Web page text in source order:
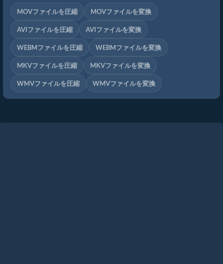
MOVファイルを圧縮 MOVファイルを変換
AVIファイルを圧縮 AVIファイルを変換
WEBMファイルを圧縮 WEBMファイルを変換
MKVファイルを圧縮 MKVファイルを変換
WMVファイルを圧縮 WMVファイルを変換